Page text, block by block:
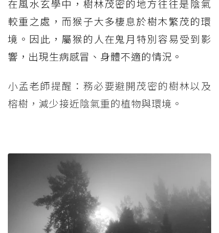
在風水玄學中，樹林茂密的地方往往是陰氣
較重之處，而猴子大多棲息於樹木繁茂的環
境。因此，屬猴的人在鬼月特別容易受到影
響，出現生病感冒、身體不適的情況。
小孟老師提醒：務必要避開茂密的樹林以及
榕樹，減少接近陰氣重的植物與環境。